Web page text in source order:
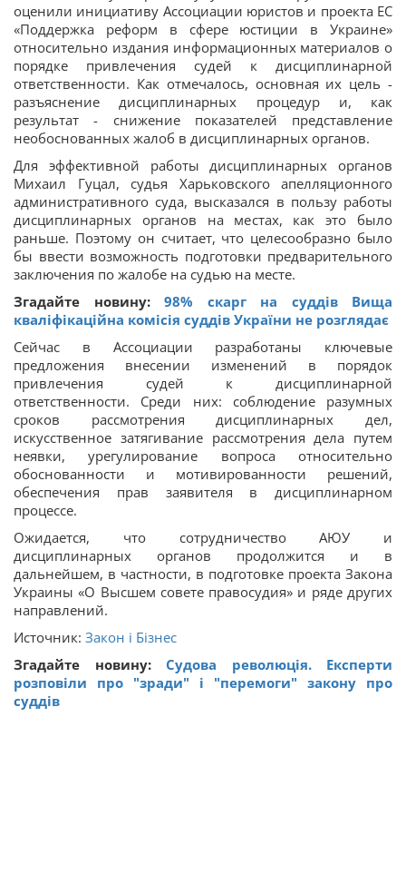
оценили инициативу Ассоциации юристов и проекта ЕС
«Поддержка реформ в сфере юстиции в Украине»
относительно издания информационных материалов о
порядке привлечения судей к дисциплинарной
ответственности. Как отмечалось, основная их цель -
разъяснение дисциплинарных процедур и, как
результат - снижение показателей представление
необоснованных жалоб в дисциплинарных органов.
Для эффективной работы дисциплинарных органов
Михаил Гуцал, судья Харьковского апелляционного
административного суда, высказался в пользу работы
дисциплинарных органов на местах, как это было
раньше. Поэтому он считает, что целесообразно было
бы ввести возможность подготовки предварительного
заключения по жалобе на судью на месте.
Згадайте новину: 98% скарг на суддів Вища
кваліфікаційна комісія суддів України не розглядає
Сейчас в Ассоциации разработаны ключевые
предложения внесении изменений в порядок
привлечения судей к дисциплинарной
ответственности. Среди них: соблюдение разумных
сроков рассмотрения дисциплинарных дел,
искусственное затягивание рассмотрения дела путем
неявки, урегулирование вопроса относительно
обоснованности и мотивированности решений,
обеспечения прав заявителя в дисциплинарном
процессе.
Ожидается, что сотрудничество АЮУ и
дисциплинарных органов продолжится и в
дальнейшем, в частности, в подготовке проекта Закона
Украины «О Высшем совете правосудия» и ряде других
направлений.
Источник: Закон і Бізнес
Згадайте новину: Судова революція. Експерти
розповіли про "зради" і "перемоги" закону про
суддів